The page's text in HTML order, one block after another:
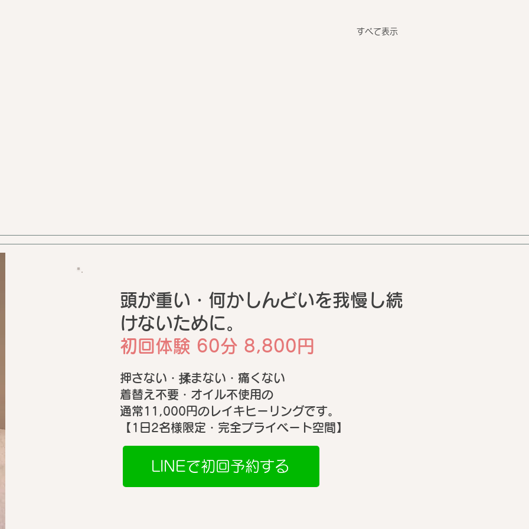
すべて表示
レイキヒーリング後に心に響
く1枚カードリーディング｜
テ渡辺社長から聞いた濃密内
ク・コフレ情報まで★
頭が重い・何かしんどいを我慢し続
けないために。
初回体験 60分 8,800円
押さない・揉まない・痛くない
着替え不要・オイル不使用の
通常11,000円の​レイキヒーリングです。
【1日2名様限定・完全プライベート空間】
LINEで初回予約する